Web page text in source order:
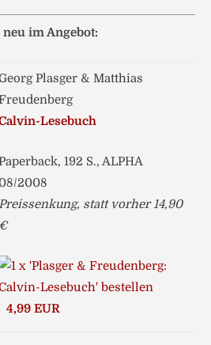
im Angebot:
Plasger & Matthias
Lesebuch
192 S., ALPHA
08/2008
statt vorher 14,90
€
4,99 EUR